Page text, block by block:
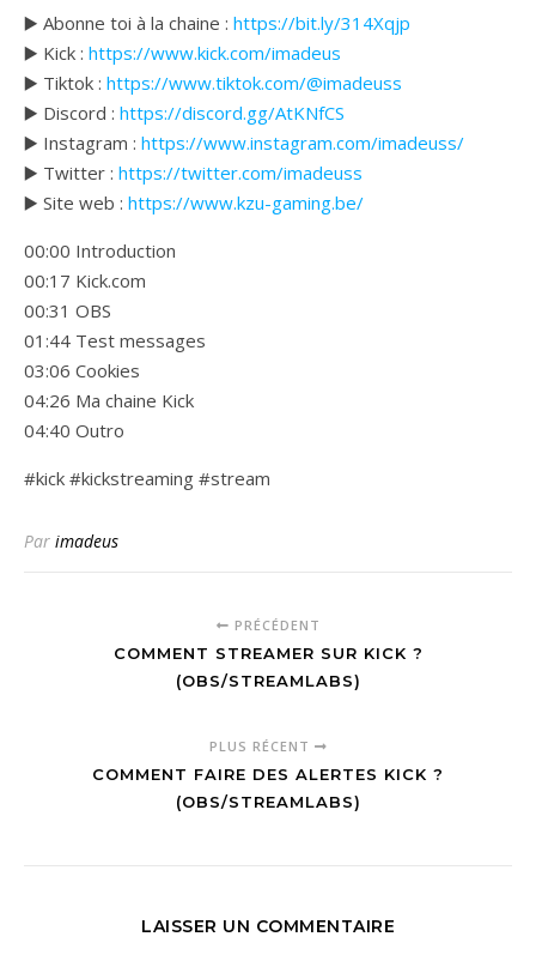
▶️ Abonne toi à la chaine : https://bit.ly/314Xqjp
▶️ Kick : https://www.kick.com/imadeus
▶️ Tiktok : https://www.tiktok.com/@imadeuss
▶️ Discord : https://discord.gg/AtKNfCS
▶️ Instagram : https://www.instagram.com/imadeuss/
▶️ Twitter : https://twitter.com/imadeuss
▶️ Site web : https://www.kzu-gaming.be/
00:00 Introduction
00:17 Kick.com
00:31 OBS
01:44 Test messages
03:06 Cookies
04:26 Ma chaine Kick
04:40 Outro
#kick #kickstreaming #stream
Par imadeus
PRÉCÉDENT
COMMENT STREAMER SUR KICK ?
(OBS/STREAMLABS)
PLUS RÉCENT
COMMENT FAIRE DES ALERTES KICK ?
(OBS/STREAMLABS)
LAISSER UN COMMENTAIRE